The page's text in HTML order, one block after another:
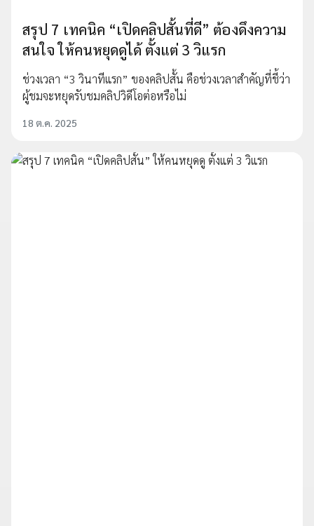
สรุป 7 เทคนิค “เปิดคลิปสั้นที่ดี” ต้องดึงความ
สนใจ ให้คนหยุดดูได้ ตั้งแต่ 3 วิแรก
ช่วงเวลา “3 วินาทีแรก” ของคลิปสั้น คือช่วงเวลาสำคัญที่ชี้ว่า
ผู้ชมจะหยุดรับชมคลิปวิดีโอต่อหรือไม่
18 ต.ค. 2025